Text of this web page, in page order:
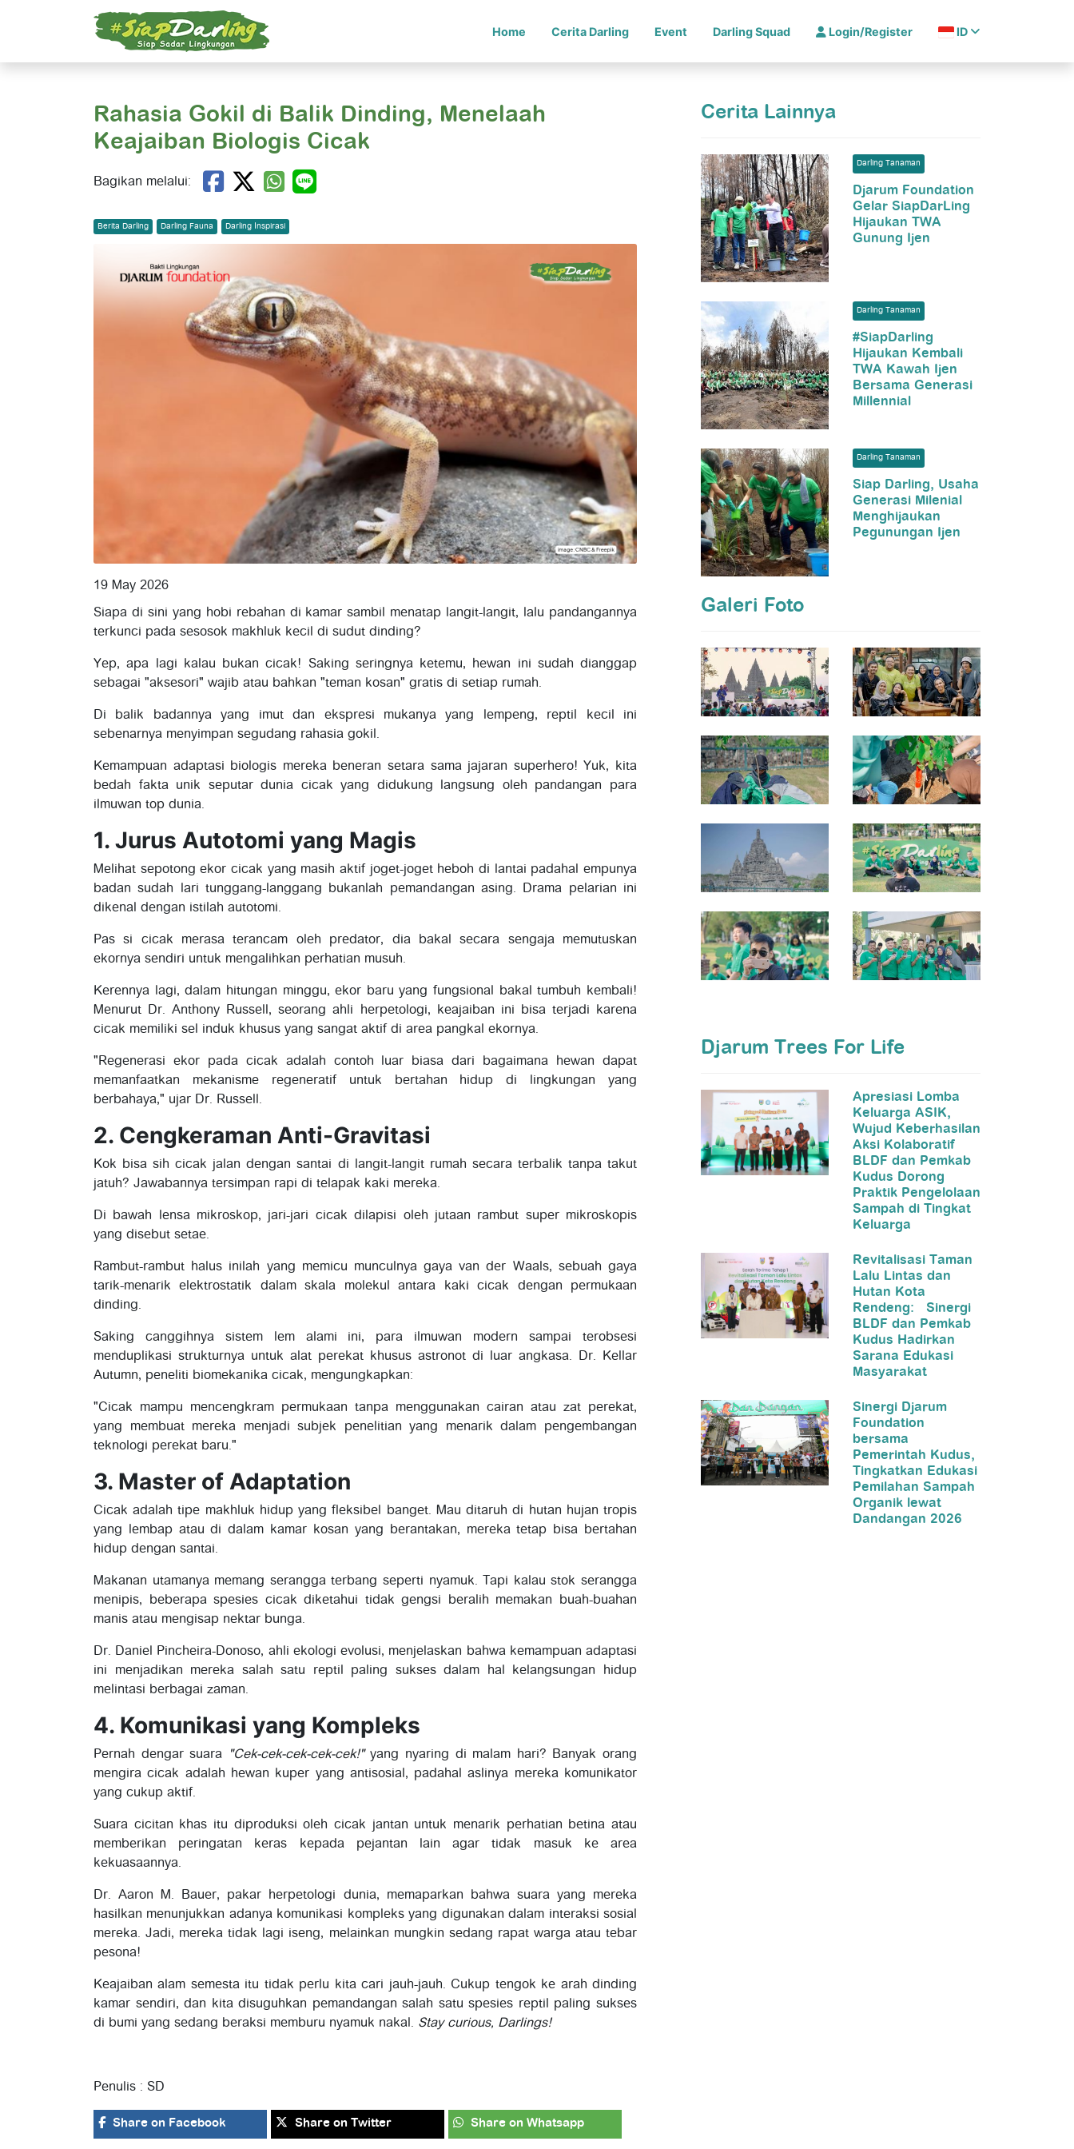
Home Cerita Darling Event Darling Squad Login/Register ID
Rahasia Gokil di Balik Dinding, Menelaah
Keajaiban Biologis Cicak
Bagikan melalui:
Berita Darling Darling Fauna Darling Inspirasi
19 May 2026
Siapa di sini yang hobi rebahan di kamar sambil menatap langit-langit, lalu pandangannya
terkunci pada sesosok makhluk kecil di sudut dinding?
Yep, apa lagi kalau bukan cicak! Saking seringnya ketemu, hewan ini sudah dianggap
sebagai "aksesori" wajib atau bahkan "teman kosan" gratis di setiap rumah.
Di balik badannya yang imut dan ekspresi mukanya yang lempeng, reptil kecil ini
sebenarnya menyimpan segudang rahasia gokil.
Kemampuan adaptasi biologis mereka beneran setara sama jajaran superhero! Yuk, kita
bedah fakta unik seputar dunia cicak yang didukung langsung oleh pandangan para
ilmuwan top dunia.
1. Jurus Autotomi yang Magis
Melihat sepotong ekor cicak yang masih aktif joget-joget heboh di lantai padahal empunya
badan sudah lari tunggang-langgang bukanlah pemandangan asing. Drama pelarian ini
dikenal dengan istilah autotomi.
Pas si cicak merasa terancam oleh predator, dia bakal secara sengaja memutuskan
ekornya sendiri untuk mengalihkan perhatian musuh.
Kerennya lagi, dalam hitungan minggu, ekor baru yang fungsional bakal tumbuh kembali!
Menurut Dr. Anthony Russell, seorang ahli herpetologi, keajaiban ini bisa terjadi karena
cicak memiliki sel induk khusus yang sangat aktif di area pangkal ekornya.
"Regenerasi ekor pada cicak adalah contoh luar biasa dari bagaimana hewan dapat
memanfaatkan mekanisme regeneratif untuk bertahan hidup di lingkungan yang
berbahaya," ujar Dr. Russell.
2. Cengkeraman Anti-Gravitasi
Kok bisa sih cicak jalan dengan santai di langit-langit rumah secara terbalik tanpa takut
jatuh? Jawabannya tersimpan rapi di telapak kaki mereka.
Di bawah lensa mikroskop, jari-jari cicak dilapisi oleh jutaan rambut super mikroskopis
yang disebut setae.
Rambut-rambut halus inilah yang memicu munculnya gaya van der Waals, sebuah gaya
tarik-menarik elektrostatik dalam skala molekul antara kaki cicak dengan permukaan
dinding.
Saking canggihnya sistem lem alami ini, para ilmuwan modern sampai terobsesi
menduplikasi strukturnya untuk alat perekat khusus astronot di luar angkasa. Dr. Kellar
Autumn, peneliti biomekanika cicak, mengungkapkan:
"Cicak mampu mencengkram permukaan tanpa menggunakan cairan atau zat perekat,
yang membuat mereka menjadi subjek penelitian yang menarik dalam pengembangan
teknologi perekat baru."
3. Master of Adaptation
Cicak adalah tipe makhluk hidup yang fleksibel banget. Mau ditaruh di hutan hujan tropis
yang lembap atau di dalam kamar kosan yang berantakan, mereka tetap bisa bertahan
hidup dengan santai.
Makanan utamanya memang serangga terbang seperti nyamuk. Tapi kalau stok serangga
menipis, beberapa spesies cicak diketahui tidak gengsi beralih memakan buah-buahan
manis atau mengisap nektar bunga.
Dr. Daniel Pincheira-Donoso, ahli ekologi evolusi, menjelaskan bahwa kemampuan adaptasi
ini menjadikan mereka salah satu reptil paling sukses dalam hal kelangsungan hidup
melintasi berbagai zaman.
4. Komunikasi yang Kompleks
Pernah dengar suara "Cek-cek-cek-cek-cek!"yang nyaring di malam hari? Banyak orang
mengira cicak adalah hewan kuper yang antisosial, padahal aslinya mereka komunikator
yang cukup aktif.
Suara cicitan khas itu diproduksi oleh cicak jantan untuk menarik perhatian betina atau
memberikan peringatan keras kepada pejantan lain agar tidak masuk ke area
kekuasaannya.
Dr. Aaron M. Bauer, pakar herpetologi dunia, memaparkan bahwa suara yang mereka
hasilkan menunjukkan adanya komunikasi kompleks yang digunakan dalam interaksi sosial
mereka. Jadi, mereka tidak lagi iseng, melainkan mungkin sedang rapat warga atau tebar
pesona!
Keajaiban alam semesta itu tidak perlu kita cari jauh-jauh. Cukup tengok ke arah dinding
kamar sendiri, dan kita disuguhkan pemandangan salah satu spesies reptil paling sukses
di bumi yang sedang beraksi memburu nyamuk nakal. Stay curious, Darlings!
Penulis : SD
Share on Facebook Share on Twitter Share on Whatsapp
Cerita Lainnya
Darling Tanaman
Djarum Foundation
Gelar SiapDarLing
Hijaukan TWA
Gunung Ijen
Darling Tanaman
#SiapDarling
Hijaukan Kembali
TWA Kawah Ijen
Bersama Generasi
Millennial
Darling Tanaman
Siap Darling, Usaha
Generasi Milenial
Menghijaukan
Pegunungan Ijen
Galeri Foto
Djarum Trees For Life
Apresiasi Lomba
Keluarga ASIK,
Wujud Keberhasilan
Aksi Kolaboratif
BLDF dan Pemkab
Kudus Dorong
Praktik Pengelolaan
Sampah di Tingkat
Keluarga
Revitalisasi Taman
Lalu Lintas dan
Hutan Kota
Rendeng: Sinergi
BLDF dan Pemkab
Kudus Hadirkan
Sarana Edukasi
Masyarakat
Sinergi Djarum
Foundation
bersama
Pemerintah Kudus,
Tingkatkan Edukasi
Pemilahan Sampah
Organik lewat
Dandangan 2026